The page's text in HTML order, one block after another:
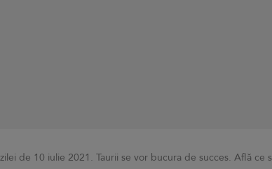
de 10 iulie 2021. Taurii se vor bucura de succes. Află ce